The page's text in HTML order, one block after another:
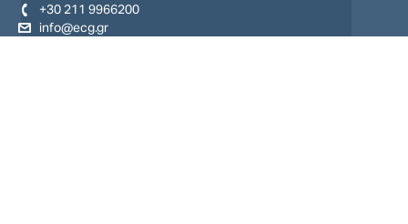
+30 211 9966200
info@ecg.gr